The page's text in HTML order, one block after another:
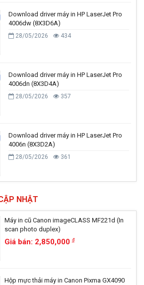
Download driver máy in HP LaserJet Pro
4006dw (8X3D6A)
28/05/2026 434
Download driver máy in HP LaserJet Pro
4006dn (8X3D4A)
28/05/2026 357
Download driver máy in HP LaserJet Pro
4006n (8X3D2A)
28/05/2026 361
NHẬT
Máy in cũ Canon imageCLASS MF221d (In
scan photo duplex)
Giá bán: 2,850,000đ
Hộp mực thải máy in Canon Pixma GX4090